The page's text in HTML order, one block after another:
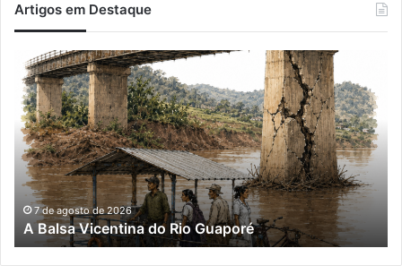
Artigos em Destaque
Balsa
Vicentina
do
Rio
Guaporé
7 de agosto de 2026
A Balsa Vicentina do Rio Guaporé